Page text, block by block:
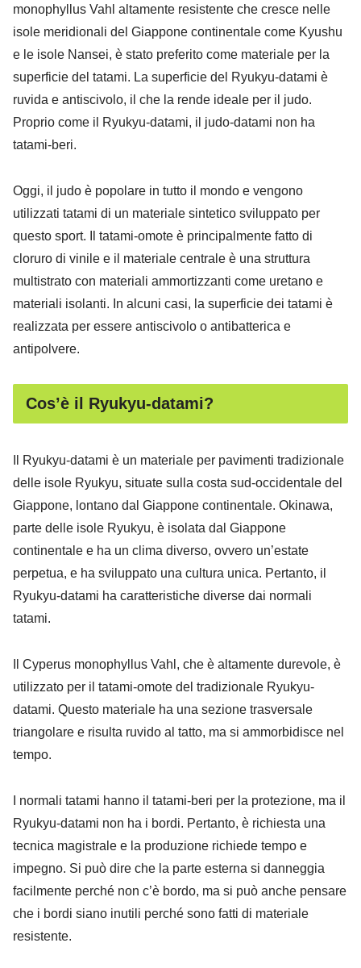
monophyllus Vahl altamente resistente che cresce nelle
isole meridionali del Giappone continentale come Kyushu
e le isole Nansei, è stato preferito come materiale per la
superficie del tatami. La superficie del Ryukyu-datami è
ruvida e antiscivolo, il che la rende ideale per il judo.
Proprio come il Ryukyu-datami, il judo-datami non ha
tatami-beri.
Oggi, il judo è popolare in tutto il mondo e vengono
utilizzati tatami di un materiale sintetico sviluppato per
questo sport. Il tatami-omote è principalmente fatto di
cloruro di vinile e il materiale centrale è una struttura
multistrato con materiali ammortizzanti come uretano e
materiali isolanti. In alcuni casi, la superficie dei tatami è
realizzata per essere antiscivolo o antibatterica e
antipolvere.
Cos’è il Ryukyu-datami?
Il Ryukyu-datami è un materiale per pavimenti tradizionale
delle isole Ryukyu, situate sulla costa sud-occidentale del
Giappone, lontano dal Giappone continentale. Okinawa,
parte delle isole Ryukyu, è isolata dal Giappone
continentale e ha un clima diverso, ovvero un’estate
perpetua, e ha sviluppato una cultura unica. Pertanto, il
Ryukyu-datami ha caratteristiche diverse dai normali
tatami.
Il Cyperus monophyllus Vahl, che è altamente durevole, è
utilizzato per il tatami-omote del tradizionale Ryukyu-
datami. Questo materiale ha una sezione trasversale
triangolare e risulta ruvido al tatto, ma si ammorbidisce nel
tempo.
I normali tatami hanno il tatami-beri per la protezione, ma il
Ryukyu-datami non ha i bordi. Pertanto, è richiesta una
tecnica magistrale e la produzione richiede tempo e
impegno. Si può dire che la parte esterna si danneggia
facilmente perché non c’è bordo, ma si può anche pensare
che i bordi siano inutili perché sono fatti di materiale
resistente.